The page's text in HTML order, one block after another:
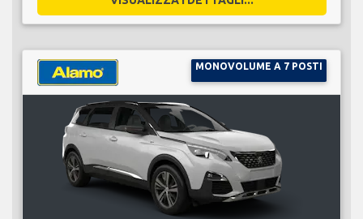
MONOVOLUME A 7 POSTI